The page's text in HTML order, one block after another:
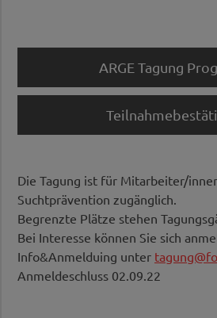
ARGE Tagung
Die Tagung ist für Mitarbeiter/
Suchtprävention zugänglich.
Begrenzte Plätze stehen
Bei Interesse können Sie sich
Info&Anmelduing unter
Anmeldeschluss 02.09.22